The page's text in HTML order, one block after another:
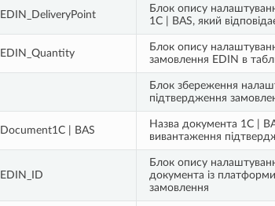
EDIN_DeliveryPoint
Блок опису
1С | BAS, який
EDIN_Quantity
Блок опису
замовлення EDIN в
Блок збереження
підтвердження
Document1С | BAS
Назва документа 1С |
вивантаження
EDIN_ID
Блок опису
документа із
замовлення